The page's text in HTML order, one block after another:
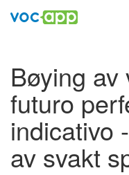
Bøying av
futuro
indicativo
av svakt